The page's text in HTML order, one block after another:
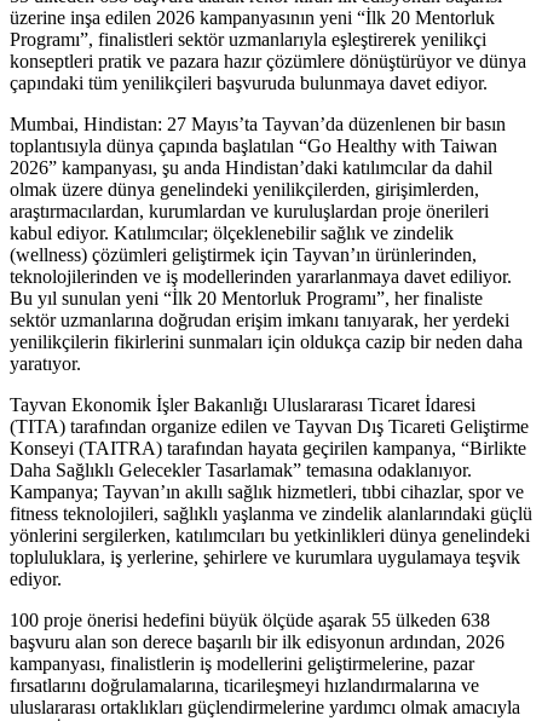
üzerine inşa edilen 2026 kampanyasının yeni “İlk 20 Mentorluk
Programı”, finalistleri sektör uzmanlarıyla eşleştirerek yenilikçi
konseptleri pratik ve pazara hazır çözümlere dönüştürüyor ve dünya
çapındaki tüm yenilikçileri başvuruda bulunmaya davet ediyor.
Mumbai, Hindistan: 27 Mayıs’ta Tayvan’da düzenlenen bir basın
toplantısıyla dünya çapında başlatılan “Go Healthy with Taiwan
2026” kampanyası, şu anda Hindistan’daki katılımcılar da dahil
olmak üzere dünya genelindeki yenilikçilerden, girişimlerden,
araştırmacılardan, kurumlardan ve kuruluşlardan proje önerileri
kabul ediyor. Katılımcılar; ölçeklenebilir sağlık ve zindelik
(wellness) çözümleri geliştirmek için Tayvan’ın ürünlerinden,
teknolojilerinden ve iş modellerinden yararlanmaya davet ediliyor.
Bu yıl sunulan yeni “İlk 20 Mentorluk Programı”, her finaliste
sektör uzmanlarına doğrudan erişim imkanı tanıyarak, her yerdeki
yenilikçilerin fikirlerini sunmaları için oldukça cazip bir neden daha
yaratıyor.
Tayvan Ekonomik İşler Bakanlığı Uluslararası Ticaret İdaresi
(TITA) tarafından organize edilen ve Tayvan Dış Ticareti Geliştirme
Konseyi (TAITRA) tarafından hayata geçirilen kampanya, “Birlikte
Daha Sağlıklı Gelecekler Tasarlamak” temasına odaklanıyor.
Kampanya; Tayvan’ın akıllı sağlık hizmetleri, tıbbi cihazlar, spor ve
fitness teknolojileri, sağlıklı yaşlanma ve zindelik alanlarındaki güçlü
yönlerini sergilerken, katılımcıları bu yetkinlikleri dünya genelindeki
topluluklara, iş yerlerine, şehirlere ve kurumlara uygulamaya teşvik
ediyor.
100 proje önerisi hedefini büyük ölçüde aşarak 55 ülkeden 638
başvuru alan son derece başarılı bir ilk edisyonun ardından, 2026
kampanyası, finalistlerin iş modellerini geliştirmelerine, pazar
fırsatlarını doğrulamalarına, ticarileşmeyi hızlandırmalarına ve
uluslararası ortaklıkları güçlendirmelerine yardımcı olmak amacıyla